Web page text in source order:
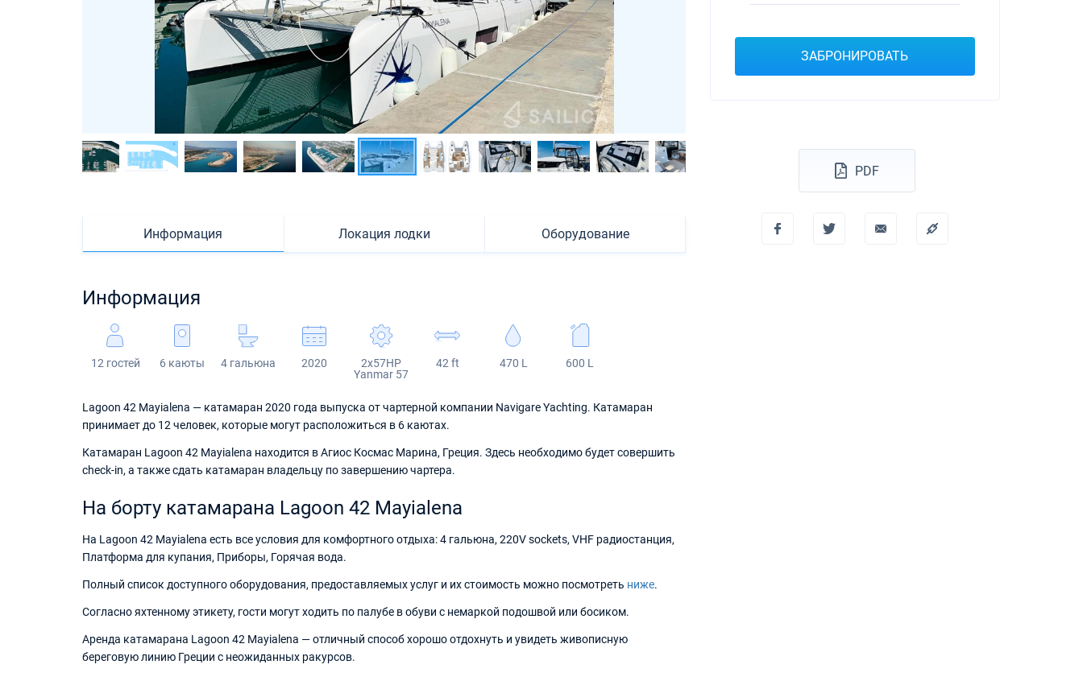
Информация Локация лодки Оборудование
Информация
12 гостей 6 каюты 4 гальюна 2020
2x57HP
Yanmar 57
42 ft 470 L 600 L
Lagoon 42 Mayialena — катамаран 2020 года выпуска от чартерной компании Navigare Yachting. Катамаран
принимает до 12 человек, которые могут расположиться в 6 каютах.
Катамаран Lagoon 42 Mayialena находится в Агиос Космас Марина, Греция. Здесь необходимо будет совершить
check-in, а также сдать катамаран владельцу по завершению чартера.
На борту катамарана Lagoon 42 Mayialena
На Lagoon 42 Mayialena есть все условия для комфортного отдыха: 4 гальюна, 220V sockets, VHF радиостанция,
Платформа для купания, Приборы, Горячая вода.
Полный список доступного оборудования, предоставляемых услуг и их стоимость можно посмотреть ниже.
Согласно яхтенному этикету, гости могут ходить по палубе в обуви с немаркой подошвой или босиком.
Аренда катамарана Lagoon 42 Mayialena — отличный способ хорошо отдохнуть и увидеть живописную
береговую линию Греции с неожиданных ракурсов.
ЗАБРОНИРОВАТЬ
PDF